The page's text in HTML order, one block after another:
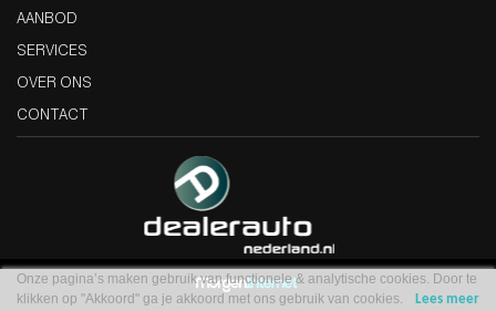
AANBOD
SERVICES
OVER ONS
CONTACT
Onze pagina’s maken gebruik van functionele & analytische cookies. Door te
klikken op "Akkoord" ga je akkoord met ons gebruik van cookies.
Lees meer